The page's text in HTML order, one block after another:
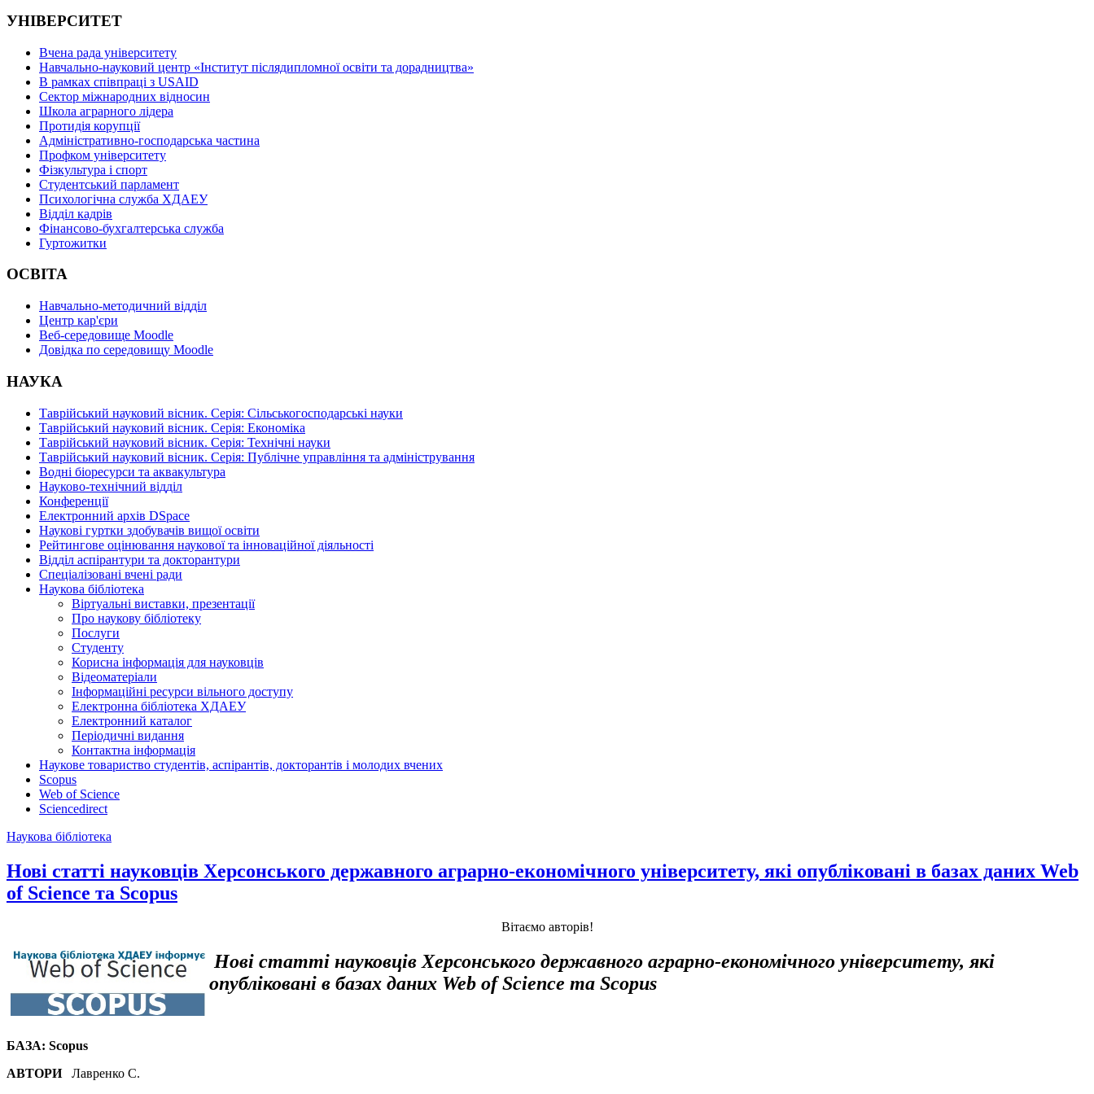
УНІВЕРСИТЕТ
Вчена рада університету
Навчально-науковий центр «Інститут післядипломної освіти та дорадництва»
В рамках співпраці з USAID
Сектор міжнародних відносин
Школа аграрного лідера
Протидія корупції
Адміністративно-господарська частина
Профком університету
Фізкультура і спорт
Студентський парламент
Психологічна служба ХДАЕУ
Відділ кадрів
Фінансово-бухгалтерська служба
Гуртожитки
ОСВІТА
Навчально-методичний відділ
Центр кар'єри
Веб-середовище Moodle
Довідка по середовищу Moodle
НАУКА
Таврійський науковий вісник. Серія: Сільськогосподарські науки
Таврійський науковий вісник. Серія: Економіка
Таврійський науковий вісник. Серія: Технічні науки
Таврійський науковий вісник. Серія: Публічне управління та адміністрування
Водні біоресурси та аквакультура
Науково-технічний відділ
Конференції
Електронний архів DSpace
Наукові гуртки здобувачів вищої освіти
Рейтингове оцінювання наукової та інноваційної діяльності
Відділ аспірантури та докторантури
Спеціалізовані вчені ради
Наукова бібліотека
Віртуальні виставки, презентації
Про наукову бібліотеку
Послуги
Студенту
Корисна інформація для науковців
Відеоматеріали
Інформаційні ресурси вільного доступу
Електронна бібліотека ХДАЕУ
Електронний каталог
Періодичні видання
Контактна інформація
Наукове товариство студентів, аспірантів, докторантів і молодих вчених
Scopus
Web of Science
Sciencedirect
Наукова бібліотека
Нові статті науковців Херсонського державного аграрно-економічного університету, які опубліковані в базах даних Web
of Science та Scopus
Вітаємо авторів!
Нові статті науковцівХерсонського державного аграрно-економічного університету,які
опубліковані в базах даних Web of Science та Scopus
БАЗА: Scopus
АВТОРИ
Лавренко С.